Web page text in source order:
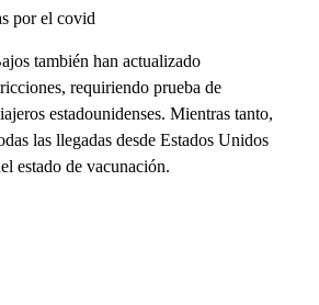
por el covid
también han actualizado
requiriendo prueba de
estadounidenses. Mientras tanto,
las llegadas desde Estados Unidos
estado de vacunación.